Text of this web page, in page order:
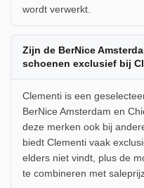
wordt verwerkt.
Zijn de BerNice
schoenen exclusief bij
Clementi is een
BerNice Amsterdam en
deze merken ook bij
biedt Clementi vaak
elders niet vindt, plus de
te combineren met